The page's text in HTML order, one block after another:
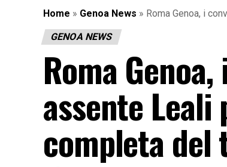
Home » Genoa News » Roma Genoa, i
GENOA NEWS
Roma
assente
completa del